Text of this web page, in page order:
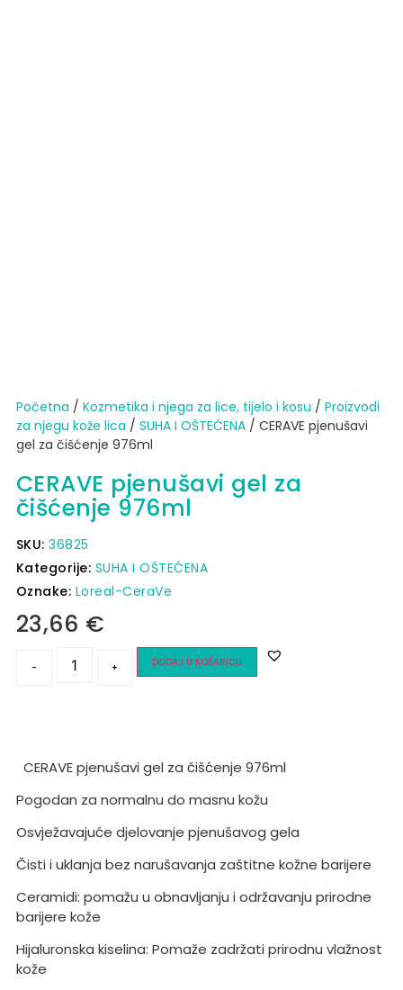
Početna / Kozmetika i njega za lice, tijelo i kosu / Proizvodi
za njegu kože lica / SUHA I OŠTEĆENA/ CERAVE pjenušavi
gel za čišćenje 976ml
CERAVE pjenušavi gel za
čišćenje 976ml
SKU:36825
Kategorije: SUHA I OŠTEĆENA
Oznake: Loreal-CeraVe
23,66 €
- + DODAJ U KOŠARICU
CERAVE pjenušavi gel za čišćenje 976ml
Pogodan za normalnu do masnu kožu
Osvježavajuće djelovanje pjenušavog gela
Čisti i uklanja bez narušavanja zaštitne kožne barijere
Ceramidi: pomažu u obnavljanju i održavanju prirodne
barijere kože
Hijaluronska kiselina: Pomaže zadržati prirodnu vlažnost
kože